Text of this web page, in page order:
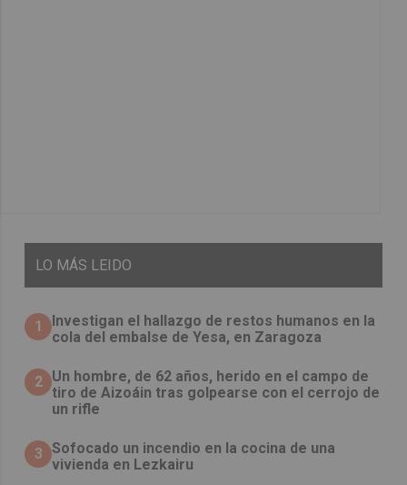
LO MÁS LEIDO
1
Investigan el hallazgo de restos humanos en la
cola del embalse de Yesa, en Zaragoza
2 Un hombre, de 62 años, herido en el campo de
tiro de Aizoáin tras golpearse con el cerrojo de
un rifle
3 Sofocado un incendio en la cocina de una
vivienda en Lezkairu